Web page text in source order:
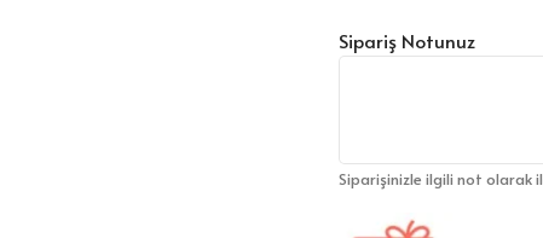
Sipariş Notunuz
Siparişinizle ilgili not olarak